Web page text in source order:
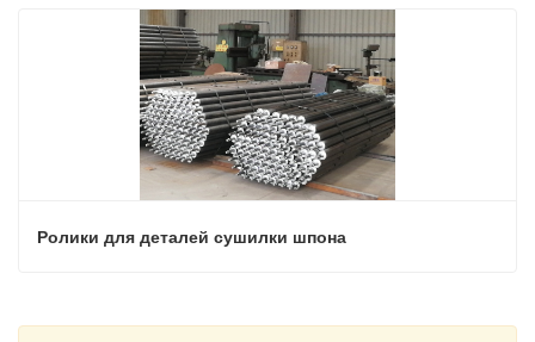
Ролики для деталей сушилки шпона